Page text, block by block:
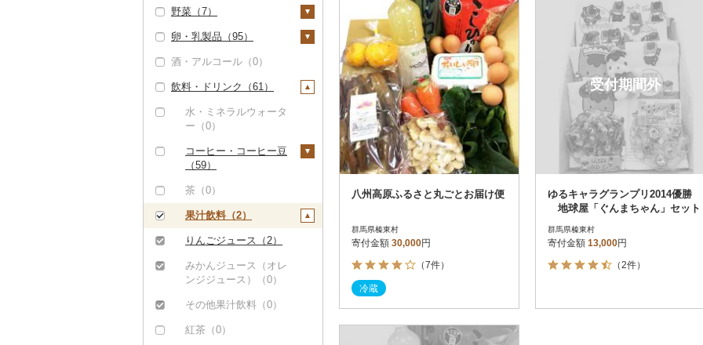
精米（2）
無洗米（3）
玄米（1）
金芽米（0）
ゆめぴりか（0）
コシヒカリ（6）
はえぬき（0）
さがびより（0）
あきたこまち（0）
ひとめぼれ（0）
ミルキークィーン
（0）
ななつぼし（0）
雑穀（0）
餅（3）
その他穀物加工品
ぶどう・マスカット
メロン（0）
さくらんぼ（0）
マンゴー（0）
みかん・柑橘（0）
キウイ（0）
柿（カキ）（0）
ドライフルーツ（6）
野菜（7）
いも（0）
トマト（0）
玉ねぎ（0）
ねぎ（3）
根菜（2）
人参（0）
大根（0）
自然薯（0）
レンコン（0）
にんにく・生姜（2）
その他根菜（0）
アスパラガス（0）
豆（0）
きのこ（0）
その他野菜（4）
山菜（0）
かぼちゃ（0）
茄子（0）
卵・乳製品（95）
卵（2）
チーズ（18）
ヨーグルト（2）
バター（84）
その他乳製品（1）
酒・アルコール（0）
飲料・ドリンク（61）
水・ミネラルウォータ
ー（0）
コーヒー・コーヒー豆
（59）
飲料（0）
コーヒー豆（30）
粉（29）
ドリップ（0）
茶（0）
果汁飲料（2）
りんごジュース（2）
みかんジュース（オレ
ンジジュース）（0）
その他果汁飲料（0）
紅茶（0）
円
決済方法 解除
PayPay
クレジットカード決済
Amazon Pay
楽天ペイ
メルペイ
コンビニ支払い
ソフトバンクまとめて支払い
d払い
発送種別
冷蔵便
冷凍便
結果を見る（
レビュー
レビュ
寄付金
寄付金額
八州高原ふるさと丸ごとお届け便
群馬県榛東村
寄付金額 30,000円
（7件）
冷蔵
受付期間外
ゆるキャラグランプリ2014優勝
地球屋「ぐんまちゃん」セット
群馬県榛東村
寄付金額 13,000円
（2件）